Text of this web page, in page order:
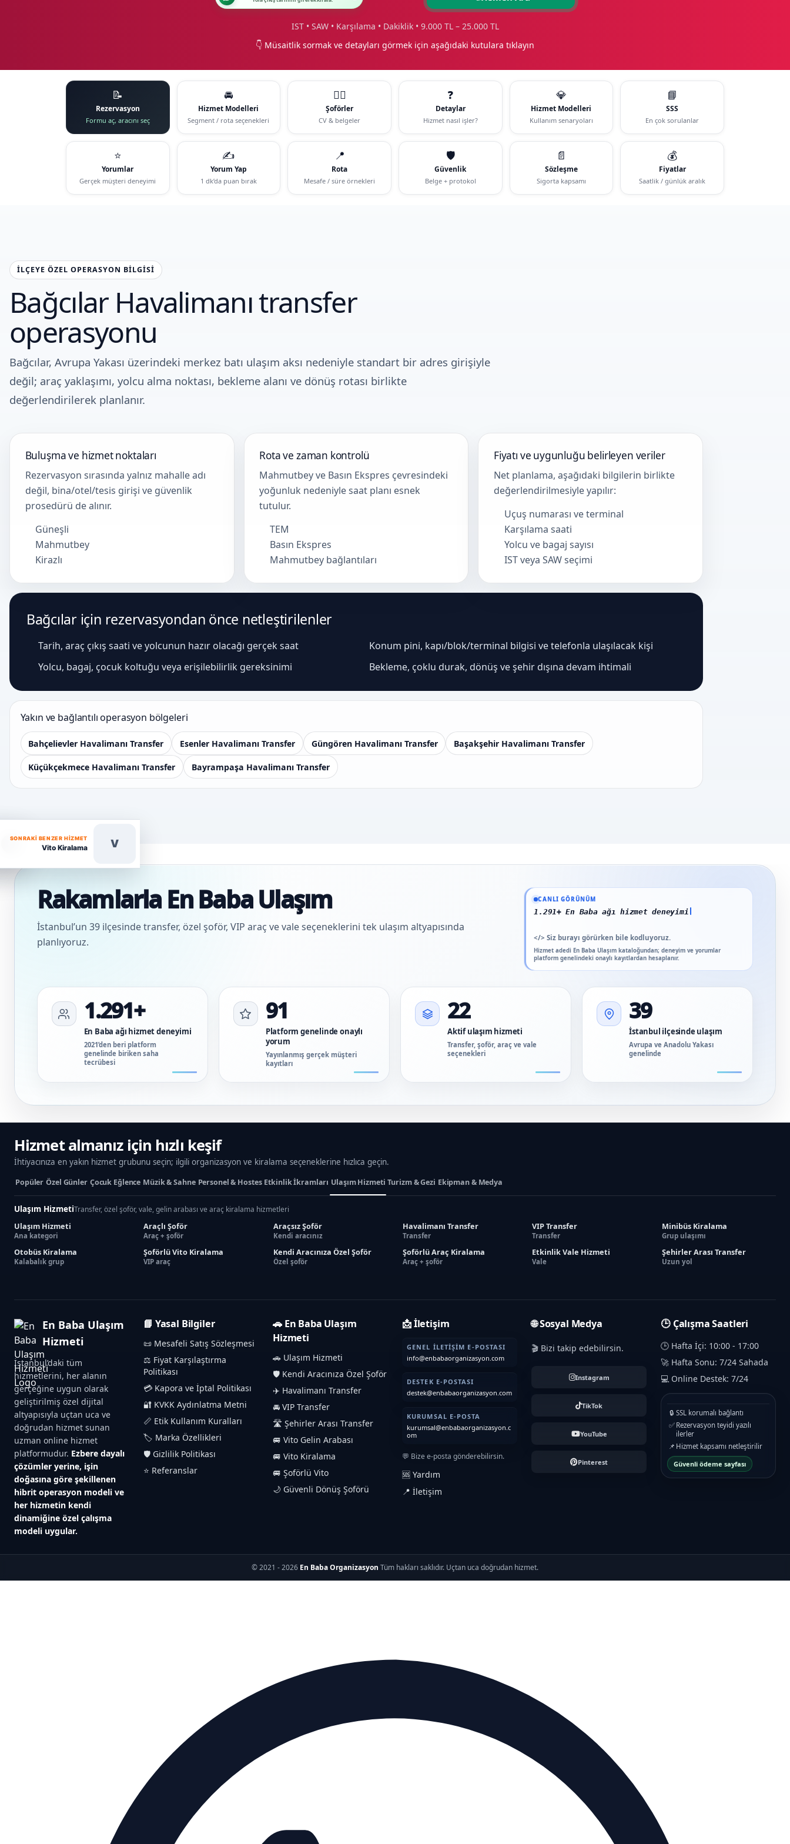
IST • SAW • Karşılama • Dakiklik • 9.000 TL – 25.000 TL
👇 Müsaitlik sormak ve detayları görmek için aşağıdaki kutulara tıklayın
📝
Rezervasyon
Formu aç, aracını seç
🚘
Hizmet Modelleri
Segment / rota seçenekleri
🧑‍✈️
Şoförler
CV & belgeler
❓
Detaylar
Hizmet nasıl işler?
💎
Hizmet Modelleri
Kullanım senaryoları
📘
SSS
En çok sorulanlar
⭐
Yorumlar
Gerçek müşteri deneyimi
✍️
Yorum Yap
1 dk’da puan bırak
📍
Rota
Mesafe / süre örnekleri
🛡️
Güvenlik
Belge + protokol
📄
Sözleşme
Sigorta kapsamı
💰
Fiyatlar
Saatlik / günlük aralık
İLÇEYE ÖZEL OPERASYON BILGISI
Bağcılar Havalimanı transfer
operasyonu
Bağcılar, Avrupa Yakası üzerindeki merkez batı ulaşım aksı nedeniyle standart bir adres girişiyle
değil; araç yaklaşımı, yolcu alma noktası, bekleme alanı ve dönüş rotası birlikte
değerlendirilerek planlanır.
Buluşma ve hizmet noktaları
Rezervasyon sırasında yalnız mahalle adı
değil, bina/otel/tesis girişi ve güvenlik
prosedürü de alınır.
Güneşli
Mahmutbey
Kirazlı
Rota ve zaman kontrolü
Mahmutbey ve Basın Ekspres çevresindeki
yoğunluk nedeniyle saat planı esnek
tutulur.
TEM
Basın Ekspres
Mahmutbey bağlantıları
Fiyatı ve uygunluğu belirleyen veriler
Net planlama, aşağıdaki bilgilerin birlikte
değerlendirilmesiyle yapılır:
Uçuş numarası ve terminal
Karşılama saati
Yolcu ve bagaj sayısı
IST veya SAW seçimi
Bağcılar için rezervasyondan önce netleştirilenler
Tarih, araç çıkış saati ve yolcunun hazır olacağı gerçek saat
Konum pini, kapı/blok/terminal bilgisi ve telefonla ulaşılacak kişi
Yolcu, bagaj, çocuk koltuğu veya erişilebilirlik gereksinimi
Bekleme, çoklu durak, dönüş ve şehir dışına devam ihtimali
Yakın ve bağlantılı operasyon bölgeleri
Bahçelievler Havalimanı Transfer Esenler Havalimanı Transfer Güngören Havalimanı Transfer Başakşehir Havalimanı Transfer
Küçükçekmece Havalimanı Transfer Bayrampaşa Havalimanı Transfer
SONRAKI BENZER HIZMET
Vito Kiralama V
Rakamlarla En Baba Ulaşım
İstanbul’un 39 ilçesinde transfer, özel şoför, VIP araç ve vale seçeneklerini tek ulaşım altyapısında
planlıyoruz.
CANLI GÖRÜNÜM
1.291+ En Baba ağı hizmet deneyimi
</> Siz burayı görürken bile kodluyoruz.
Hizmet adedi En Baba Ulaşım kataloğundan; deneyim ve yorumlar
platform genelindeki onaylı kayıtlardan hesaplanır.
Güncel veriler: 1.291+ En Baba ağı hizmet deneyimi; 91 platform genelinde
1.291+
En Baba ağı hizmet deneyimi
2021’den beri platform
genelinde biriken saha
tecrübesi
91
Platform genelinde onaylı
yorum
Yayınlanmış gerçek müşteri
kayıtları
22
Aktif ulaşım hizmeti
Transfer, şoför, araç ve vale
seçenekleri
39
İstanbul ilçesinde ulaşım
Avrupa ve Anadolu Yakası
genelinde
Hizmet almanız için hızlı keşif
İhtiyacınıza en yakın hizmet grubunu seçin; ilgili organizasyon ve kiralama seçeneklerine hızlıca geçin.
Popüler Özel Günler Çocuk Eğlence Müzik & Sahne Personel & Hostes Etkinlik İkramları Ulaşım Hizmeti Turizm & Gezi Ekipman & Medya
Ulaşım HizmetiTransfer, özel şoför, vale, gelin arabası ve araç kiralama hizmetleri
Ulaşım Hizmeti
Ana kategori
Araçlı Şoför
Araç + şoför
Araçsız Şoför
Kendi aracınız
Havalimanı Transfer
Transfer
VIP Transfer
Transfer
Minibüs Kiralama
Grup ulaşımı
Otobüs Kiralama
Kalabalık grup
Şoförlü Vito Kiralama
VIP araç
Kendi Aracınıza Özel Şoför
Özel şoför
Şoförlü Araç Kiralama
Araç + şoför
Etkinlik Vale Hizmeti
Vale
Şehirler Arası Transfer
Uzun yol
En Baba Ulaşım
Hizmeti
İstanbul’daki tüm
hizmetlerini, her alanın
gerçeğine uygun olarak
geliştirilmiş özel dijital
altyapısıyla uçtan uca ve
doğrudan hizmet sunan
uzman online hizmet
platformudur. Ezbere dayalı
çözümler yerine, işin
doğasına göre şekillenen
hibrit operasyon modeli ve
her hizmetin kendi
dinamiğine özel çalışma
modeli uygular.
📘 Yasal Bilgiler
📜 Mesafeli Satış Sözleşmesi
⚖️ Fiyat Karşılaştırma
Politikası
💳 Kapora ve İptal Politikası
🔐 KVKK Aydınlatma Metni
📏 Etik Kullanım Kuralları
🏷️ Marka Özellikleri
🛡️ Gizlilik Politikası
⭐ Referanslar
🚗 En Baba Ulaşım
Hizmeti
🚗 Ulaşım Hizmeti
🛡️ Kendi Aracınıza Özel Şoför
✈️ Havalimanı Transfer
🚘 VIP Transfer
🛣️ Şehirler Arası Transfer
🚐 Vito Gelin Arabası
🚐 Vito Kiralama
🚐 Şoförlü Vito
🌙 Güvenli Dönüş Şoförü
📩 İletişim
GENEL İLETIŞIM E-POSTASI
info@enbabaorganizasyon.com
DESTEK E-POSTASI
destek@enbabaorganizasyon.com
KURUMSAL E-POSTA
kurumsal@enbabaorganizasyon.c
om
💬 Bize e-posta gönderebilirsin.
🆘 Yardım
📍 İletişim
🌐 Sosyal Medya
🎬 Bizi takip edebilirsin.
Instagram
TikTok
YouTube
Pinterest
🕒 Çalışma Saatleri
🕒 Hafta İçi: 10:00 - 17:00
🚀 Hafta Sonu: 7/24 Sahada
💻 Online Destek: 7/24
🔒 SSL korumalı bağlantı
✅ Rezervasyon teyidi yazılı
ilerler
📌 Hizmet kapsamı netleştirilir
Güvenli ödeme sayfası
© 2021 - 2026 En Baba Organizasyon Tüm hakları saklıdır. Uçtan uca doğrudan hizmet.